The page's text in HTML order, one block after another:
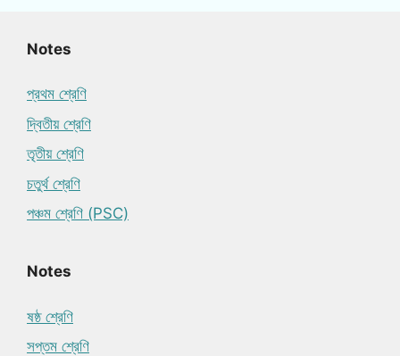
Notes
প্রথম শ্রেণি
দ্বিতীয় শ্রেণি
তৃতীয় শ্রেণি
চতুর্থ শ্রেণি
পঞ্চম শ্রেণি (PSC)
Notes
ষষ্ঠ শ্রেণি
সপ্তম শ্রেণি